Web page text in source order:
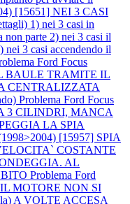
[15651] NEI 3 CASI
1) nei 3 casi in
non parte 2) nei 3 casi il
nei 3 casi accendendo il
Ford Focus
BAULE TRAMITE IL
CENTRALIZZATA
Problema Ford Focus
3 CILINDRI, MANCA
LA SPIA
[15957] SPIA
COSTANTE
AL
Problema Ford
MOTORE NON SI
A VOLTE ACCESA